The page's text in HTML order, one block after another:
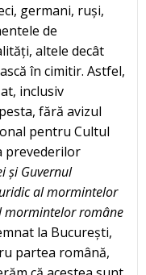
germani, ruși,
de
altele decât
în cimitir. Astfel,
inclusiv
fără avizul
pentru Cultul
prevederilor
și Guvernul
al mormintelor
mormintelor române
la București,
partea română,